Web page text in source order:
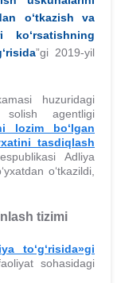
o‘tkazish va
ko‘rsatishning
”gi 2019-yil
huzuridagi
solish agentligi
lozim bo‘lgan
tasdiqlash
Adliya
o‘tkazildi,
tizimi
to‘g‘risida»gi
sohasidagi